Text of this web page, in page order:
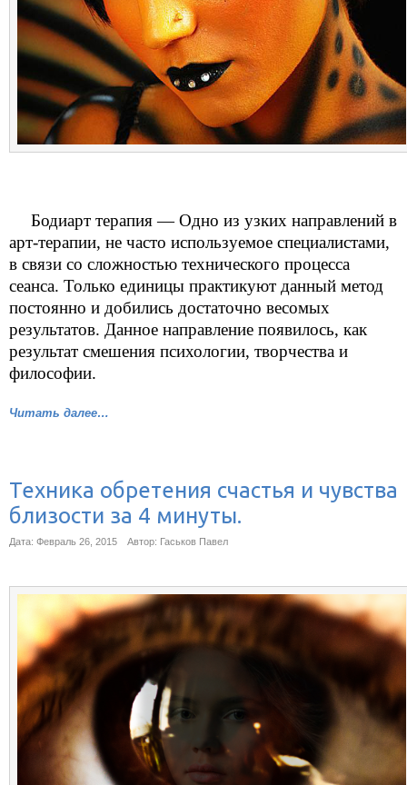
Бодиарт терапия — Одно из узких направлений в
арт-терапии, не часто используемое специалистами,
в связи со сложностью технического процесса
сеанса. Только единицы практикуют данный метод
постоянно и добились достаточно весомых
результатов. Данное направление появилось, как
результат смешения психологии, творчества и
философии.
Читать далее…
Техника обретения счастья и чувства
близости за 4 минуты.
Дата: Февраль 26, 2015 Автор: Гаськов Павел